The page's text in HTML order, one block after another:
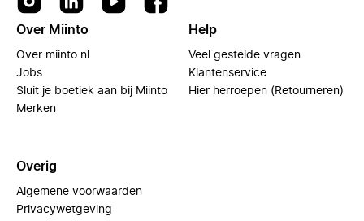
Over Miinto
Over miinto.nl
Jobs
Sluit je boetiek aan bij Miinto
Merken
Help
Veel gestelde vragen
Klantenservice
Hier herroepen (Retourneren)
Overig
Algemene voorwaarden
Privacywetgeving